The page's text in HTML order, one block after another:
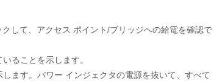
して、アクセス ポイント/ブリッジへの給電を確認で
ることを示します。
ます。パワー インジェクタの電源を抜いて、すべて